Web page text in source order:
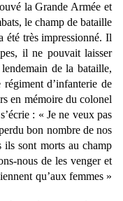
la Grande Armée et
le champ de bataille
été très impressionné. Il
il ne pouvait laisser
de la bataille,
d’infanterie de
en mémoire du colonel
: « Je ne veux pas
bon nombre de nos
ils sont morts au champ
nous de les venger et
qu’aux femmes »